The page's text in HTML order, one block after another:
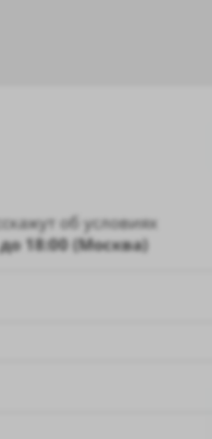
об условиях
18:00 (Москва)